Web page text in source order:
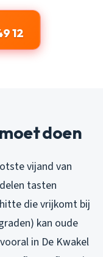
12
doen
vijand van
tasten
die vrijkomt bij
kan oude
in De Kwakel